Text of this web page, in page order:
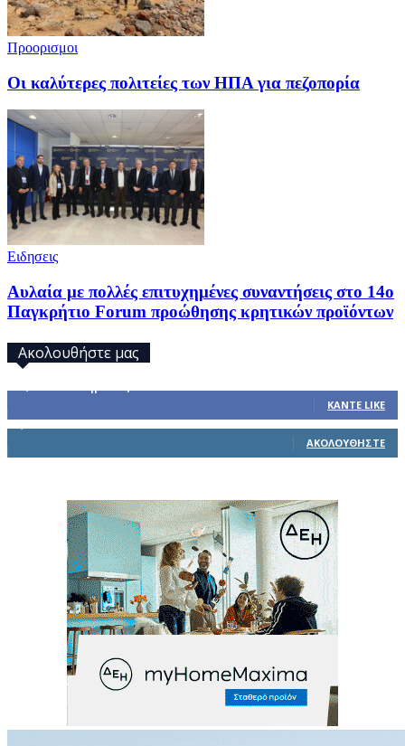
Προορισμοι
Οι καλύτερες πολιτείες των ΗΠΑ για πεζοπορία
Ειδησεις
Αυλαία με πολλές επιτυχημένες συναντήσεις στο 14ο
Παγκρήτιο Forum προώθησης κρητικών προϊόντων
Ακολουθήστε μας
ΚΆΝΤΕ LIKE
ΑΚΟΛΟΥΘΉΣΤΕ